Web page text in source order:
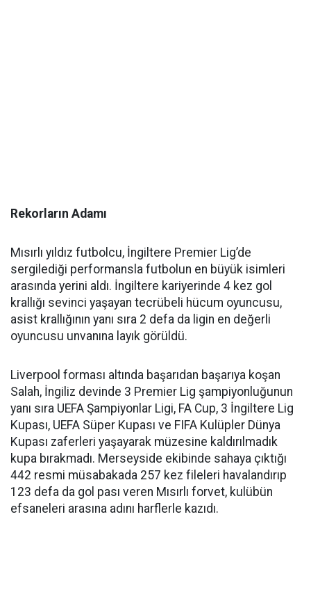
Rekorların Adamı
Mısırlı yıldız futbolcu, İngiltere Premier Lig’de
sergilediği performansla futbolun en büyük isimleri
arasında yerini aldı. İngiltere kariyerinde 4 kez gol
krallığı sevinci yaşayan tecrübeli hücum oyuncusu,
asist krallığının yanı sıra 2 defa da ligin en değerli
oyuncusu unvanına layık görüldü.
Liverpool forması altında başarıdan başarıya koşan
Salah, İngiliz devinde 3 Premier Lig şampiyonluğunun
yanı sıra UEFA Şampiyonlar Ligi, FA Cup, 3 İngiltere Lig
Kupası, UEFA Süper Kupası ve FIFA Kulüpler Dünya
Kupası zaferleri yaşayarak müzesine kaldırılmadık
kupa bırakmadı. Merseyside ekibinde sahaya çıktığı
442 resmi müsabakada 257 kez fileleri havalandırıp
123 defa da gol pası veren Mısırlı forvet, kulübün
efsaneleri arasına adını harflerle kazıdı.